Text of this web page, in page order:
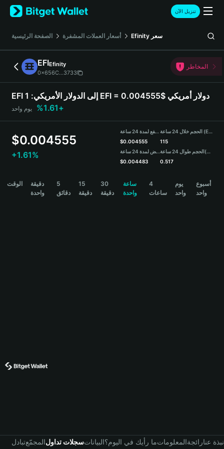
English
日本語
Русский
Español (Latinoamérica)
Türkçe
Deutsch
简体中文
Português (Portugal)
Bahasa Indonesia
বাংলা
تنزيل الآن
الصفحة الرئيسية أسعار العملات المشفرة Efinity سعر
EFIEfinity
0x656C...3733
المخاطر
EFI إلى الدولار الأمريكي:
1 EFI = 0.004555$ دولار أمريكي
+1.61%
يوم واحد
$0.004555
+1.61%
مرتفع لمدة 24 ساعة
$0.004555
منخفض لمدة 24 ساعة
$0.004483
الحجم خلال 24 ساعة (EFI)
115
الحجم طوال 24 ساعة(USDT)
0.517
الوقت
دقيقة
واحدة
5
دقائق
15
دقيقة
30
دقيقة
ساعة
واحدة
4
ساعات
يوم
واحد
أسبوع
واحد
تبادلالمجمّعسجلات تداولالبياناتما رأيك في اليوم؟المعلوماترائجةنبذة عنا